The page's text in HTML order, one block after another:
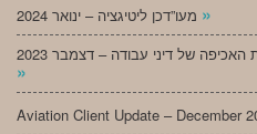
»
של דיני עבודה – דצמבר 2023
»
Aviation Client Update – December